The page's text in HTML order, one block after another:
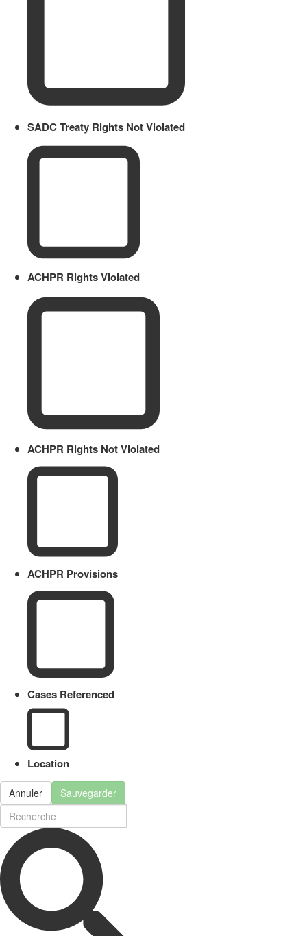
SADC Treaty Rights Not Violated
ACHPR Rights Violated
ACHPR Rights Not Violated
ACHPR Provisions
Cases Referenced
Location
Annuler Sauvegarder